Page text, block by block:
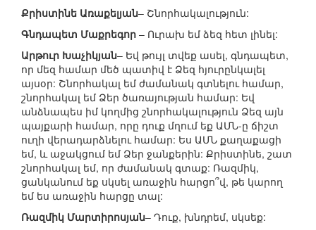
Քրիստինե Առաքելյան– Շնորհակալություն:
Գնդապետ Մաքրեգոր – Ուրախ եմ ձեզ հետ լինել:
Արթուր Խաչիկյան– Եվ թույլ տվեք ասել, գնդապետ,
որ մեզ համար մեծ պատիվ է Ձեզ հյուրընկալել
այսօր: Շնորհակալ եմ ժամանակ գտնելու համար,
շնորհակալ եմ Ձեր ծառայության համար: Եվ
անձնապես իմ կողմից շնորհակալություն Ձեզ այն
պայքարի համար, որը դուք մղում եք ԱՄՆ-ը ճիշտ
ուղի վերադարձնելու համար: Ես ԱՄՆ քաղաքացի
եմ, և աջակցում եմ Ձեր ջանքերին: Քրիստինե, շատ
շնորհակալ եմ, որ ժամանակ գտաք: Ռազմիկ,
ցանկանում եք սկսել առաջին հարցո՞վ, թե կարող
եմ ես առաջին հարցը տալ:
Ռազմիկ Մարտիրոսյան– Դուք, խնդրեմ, սկսեք: